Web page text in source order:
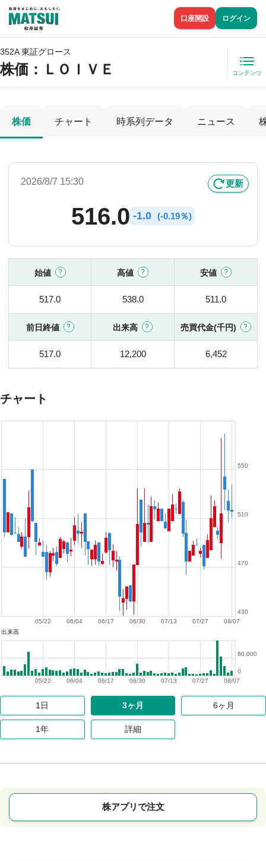
口座開設 ログイン
352A 東証グロース
株価 ：ＬＯＩＶＥ コンテンツ
株価 チャート 時系列データ ニュース
2026/8/7 15:30 更新
516.0 -1.0 (-0.19％)
始値 高値 安値
517.0 538.0 511.0
前日終値 出来高 売買代金(千円)
517.0 12,200 6,452
チャート
08/07
07/27
07/13
06/30
06/17
06/04
05/22
430
470
510
550
出来高
08/07
07/27
07/13
06/30
06/17
06/04
05/22
0
60,000
1日 3ヶ月 6ヶ月
1年 詳細
株アプリで注文